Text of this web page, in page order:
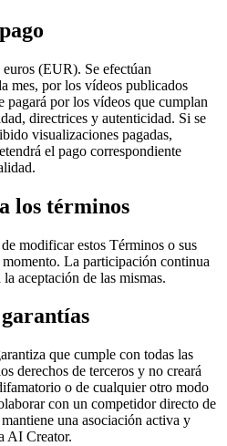
(EUR). Se efectúan
mes, por los vídeos publicados
pagará por los vídeos que cumplan
directrices y autenticidad. Si se
visualizaciones pagadas,
el pago correspondiente
los términos
modificar estos Términos o sus
La participación continua
aceptación de las mismas.
que cumple con todas las
derechos de terceros y no creará
o de cualquier otro modo
con un competidor directo de
una asociación activa y
AI Creator.